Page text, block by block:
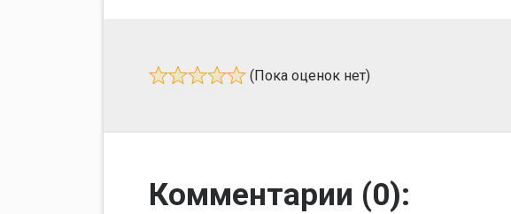
(Пока оценок нет)
Комментарии (0):